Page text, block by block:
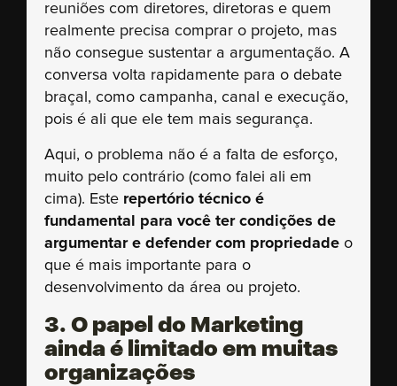
reuniões com diretores, diretoras e quem
realmente precisa comprar o projeto, mas
não consegue sustentar a argumentação. A
conversa volta rapidamente para o debate
braçal, como campanha, canal e execução,
pois é ali que ele tem mais segurança.
Aqui, o problema não é a falta de esforço,
muito pelo contrário (como falei ali em
cima). Este repertório técnico é
fundamental para você ter condições de
argumentar e defender com propriedade o
que é mais importante para o
desenvolvimento da área ou projeto.
3. O papel do Marketing
ainda é limitado em muitas
organizações